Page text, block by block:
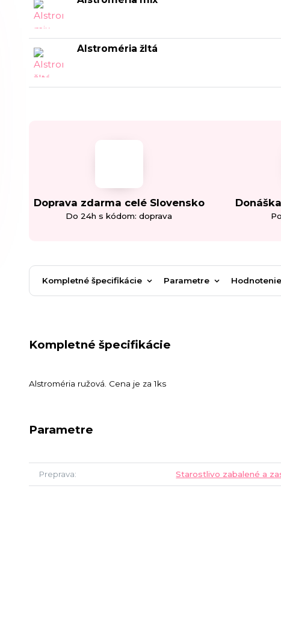
Alstroméria žltá
Doprava zdarma celé Slovensko
Do 24h s kódom: doprava
Kompletné špecifikácie Parametre Hodnotenie
Kompletné špecifikácie
Alstroméria ružová. Cena je za 1ks
Parametre
Preprava Starostlivo zabalené a